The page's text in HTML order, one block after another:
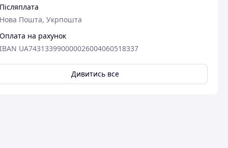
Післяплата
Нова Пошта, Укрпошта
Оплата на рахунок
IBAN UA743133990000026004060518337
Дивитись все